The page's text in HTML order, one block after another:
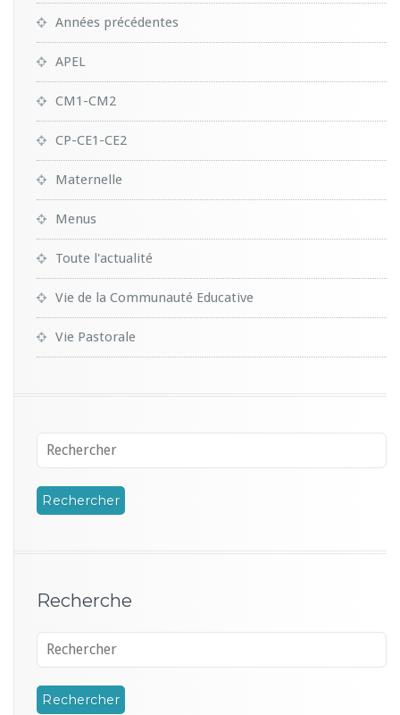
Années précédentes
APEL
CM1-CM2
CP-CE1-CE2
Maternelle
Menus
Toute l'actualité
Vie de la Communauté Educative
Vie Pastorale
Recherche